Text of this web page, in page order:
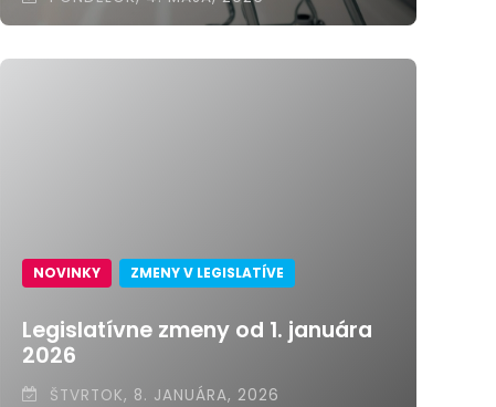
NOVINKY ZMENY V LEGISLATÍVE
Legislatívne zmeny od 1. januára
2026
ŠTVRTOK, 8. JANUÁRA, 2026